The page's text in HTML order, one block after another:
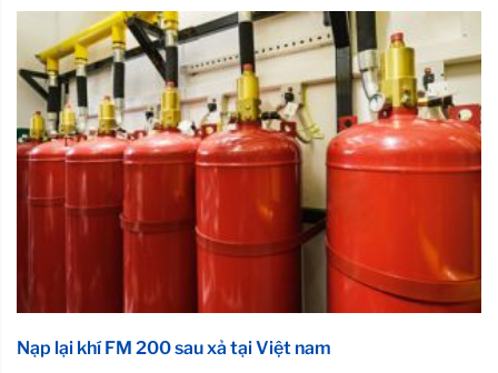
Nạp lại khí FM 200 sau xả tại Việt nam